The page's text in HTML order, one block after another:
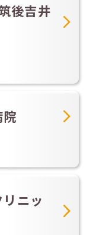
後吉井
ニッ